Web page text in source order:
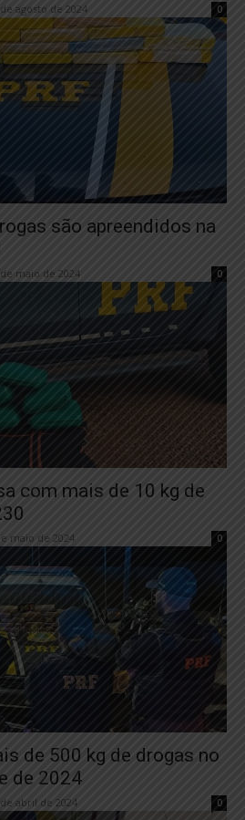
de agosto de 2024 0
são apreendidos na
de maio de 2024 0
com mais de 10 kg de
maio de 2024 0
de 500 kg de drogas no
de 2024
abril de 2024 0